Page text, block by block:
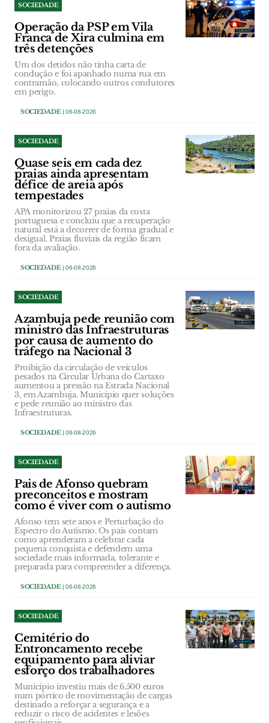
SOCIEDADE
Operação da PSP em Vila
Franca de Xira culmina em
três detenções
Um dos detidos não tinha carta de
condução e foi apanhado numa rua em
contramão, colocando outros condutores
em perigo.
SOCIEDADE| 06-08-2026
SOCIEDADE
Quase seis em cada dez
praias ainda apresentam
défice de areia após
tempestades
APA monitorizou 27 praias da costa
portuguesa e concluiu que a recuperação
natural está a decorrer de forma gradual e
desigual. Praias fluviais da região ficam
fora da avaliação.
SOCIEDADE| 06-08-2026
SOCIEDADE
Azambuja pede reunião com
ministro das Infraestruturas
por causa de aumento do
tráfego na Nacional 3
Proibição da circulação de veículos
pesados na Circular Urbana do Cartaxo
aumentou a pressão na Estrada Nacional
3, em Azambuja. Município quer soluções
e pede reunião ao ministro das
Infraestruturas.
SOCIEDADE| 06-08-2026
SOCIEDADE
Pais de Afonso quebram
preconceitos e mostram
como é viver com o autismo
Afonso tem sete anos e Perturbação do
Espectro do Autismo. Os pais contam
como aprenderam a celebrar cada
pequena conquista e defendem uma
sociedade mais informada, tolerante e
preparada para compreender a diferença.
SOCIEDADE| 06-08-2026
SOCIEDADE
Cemitério do
Entroncamento recebe
equipamento para aliviar
esforço dos trabalhadores
Município investiu mais de 6.500 euros
num pórtico de movimentação de cargas
destinado a reforçar a segurança e a
reduzir o risco de acidentes e lesões